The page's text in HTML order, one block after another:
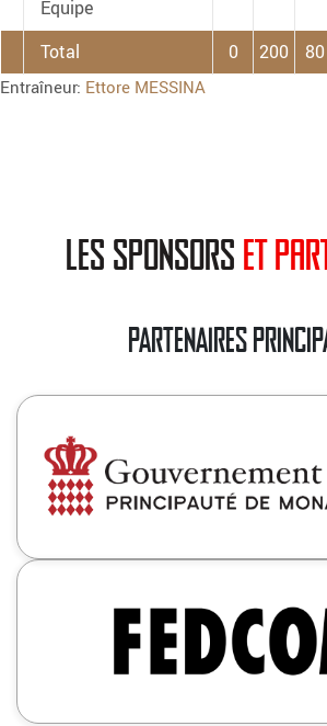
Équipe
Total
0 200 80
Entraîneur: Ettore MESSINA
les sponsors et
PARTENAIRES